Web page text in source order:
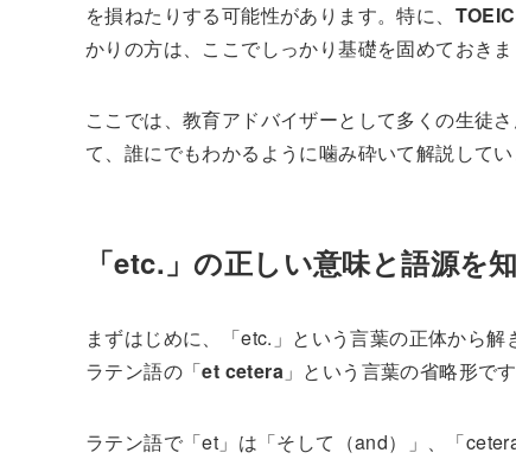
を損ねたりする可能性があります。特に、 TOEIC
かりの方は、ここでしっかり基礎を固めておきま
ここでは、教育アドバイザーとして多くの生徒
て、誰にでもわかるように噛み砕いて解説してい
「etc.」の正しい意味と語源を
まずはじめに、「etc.」という言葉の正体から
ラテン語の「et cetera 」という言葉の省略形です
ラテン語で「et」は「そして（and）」、「